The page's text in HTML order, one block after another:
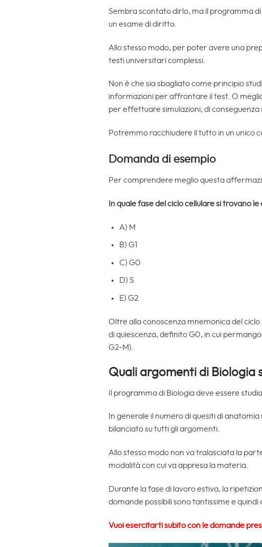
Sembra scontato dirlo, ma il programma
un esame di diritto.
Allo stesso modo, per poter avere una
testi universitari complessi.
Non è che sia sbagliato come principio
informazioni per affrontare il test. O
per effettuare simulazioni; di conseguenza
Potremmo racchiudere il tutto in un unico
Domanda di esempio
Per comprendere meglio questa
In quale fase del ciclo cellulare si trovano
A) M
B) G1
C) G0
D) S
E) G2
Oltre alla conoscenza mnemonica del
di quiescenza, definito G0, in cui
G2-M).
Quali argomenti di Biologia
Il programma di Biologia deve essere
In generale il numero di quesiti di
bilanciato su tutti gli argomenti.
Allo stesso modo non va tralasciata la
modalità con cui va appresa la materia.
Durante la fase di lavoro estiva, la
domande possibili sono tantissime e
Vuoi esercitarti subito con le domande